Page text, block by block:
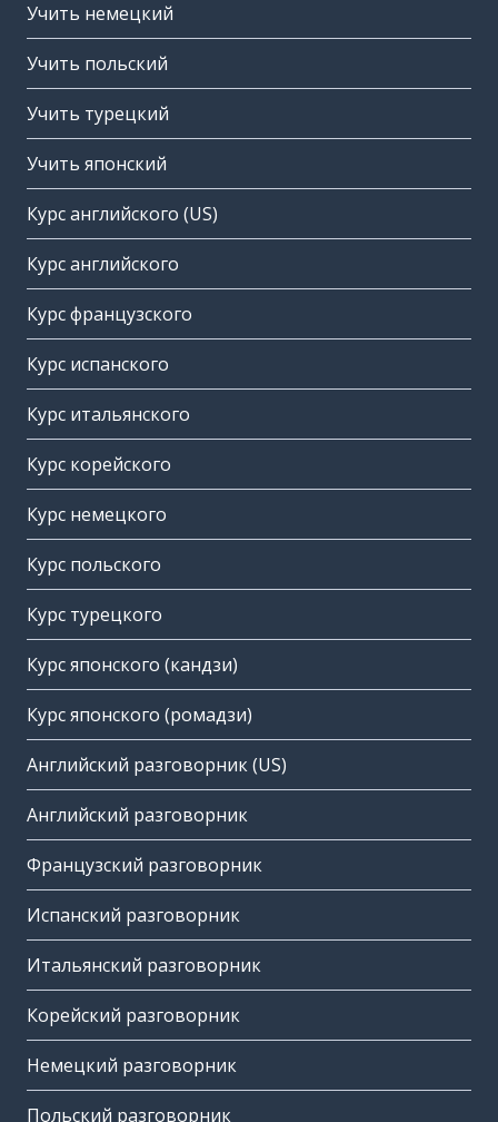
Учить немецкий
Учить польский
Учить турецкий
Учить японский
Курс английского (US)
Курс английского
Курс французского
Курс испанского
Курс итальянского
Курс корейского
Курс немецкого
Курс польского
Курс турецкого
Курс японского (кандзи)
Курс японского (ромадзи)
Английский разговорник (US)
Английский разговорник
Французский разговорник
Испанский разговорник
Итальянский разговорник
Корейский разговорник
Немецкий разговорник
Польский разговорник